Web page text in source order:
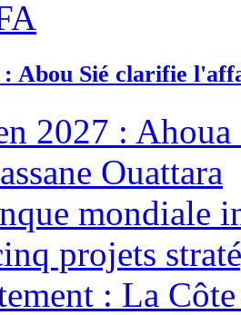
Abou Sié clarifie
2027 :
Ouattara
mondiale
projets
: La